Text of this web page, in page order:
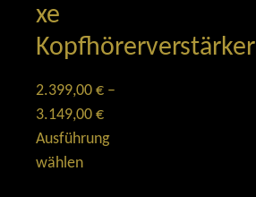
xe
Kopfhörerverstärker
2.399,00 € –
3.149,00 €
Ausführung
wählen